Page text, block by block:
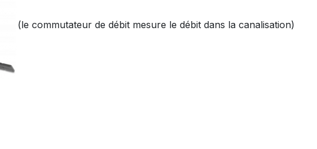
(le commutateur de débit mesure le débit dans la canalisation)